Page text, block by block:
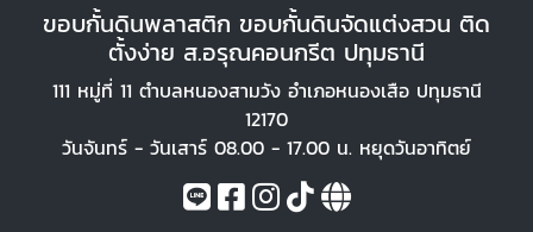
ขอบกั้นดินพลาสติก ขอบกั้นดินจัดแต่งสวน ติด
ตั้งง่าย ส.อรุณคอนกรีต ปทุมธานี
111 หมู่ที่ 11 ตำบลหนองสามวัง อำเภอหนองเสือ ปทุมธานี
12170
วันจันทร์ - วันเสาร์ 08.00 - 17.00 น. หยุดวันอาทิตย์